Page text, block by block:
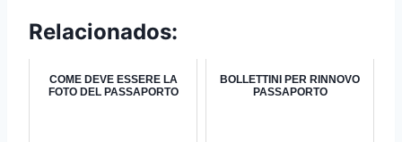
Relacionados:
COME DEVE ESSERE LA
FOTO DEL PASSAPORTO
BOLLETTINI PER RINNOVO
PASSAPORTO